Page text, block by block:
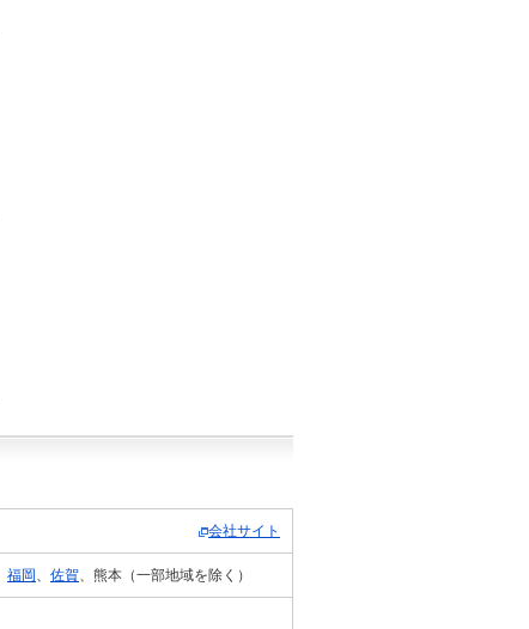
会社サイト
福岡 、 佐賀、熊本（一部地域を除く）